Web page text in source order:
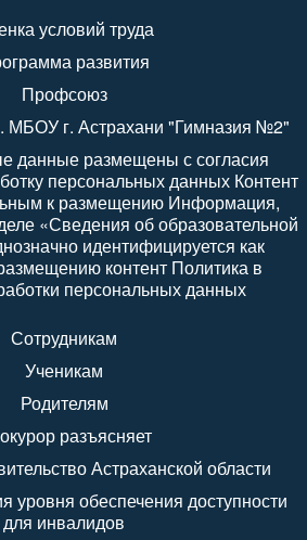
условий труда
развития
Профсоюз
г. Астрахани "Гимназия №2"
данные размещены с согласия
персональных данных Контент
к размещению Информация,
«Сведения об образовательной
идентифицируется как
контент Политика в
персональных данных
Сотрудникам
Ученикам
Родителям
разъясняет
Астраханской области
уровня обеспечения доступности
для инвалидов